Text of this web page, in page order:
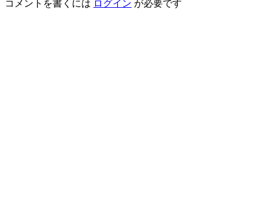
コメントを書くには ログイン が必要です